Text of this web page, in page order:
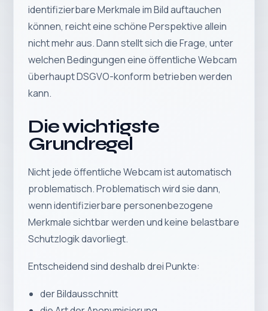
identifizierbare Merkmale im Bild auftauchen
können, reicht eine schöne Perspektive allein
nicht mehr aus. Dann stellt sich die Frage, unter
welchen Bedingungen eine öffentliche Webcam
überhaupt DSGVO-konform betrieben werden
kann.
Die wichtigste
Grundregel
Nicht jede öffentliche Webcam ist automatisch
problematisch. Problematisch wird sie dann,
wenn identifizierbare personenbezogene
Merkmale sichtbar werden und keine belastbare
Schutzlogik davorliegt.
Entscheidend sind deshalb drei Punkte:
der Bildausschnitt